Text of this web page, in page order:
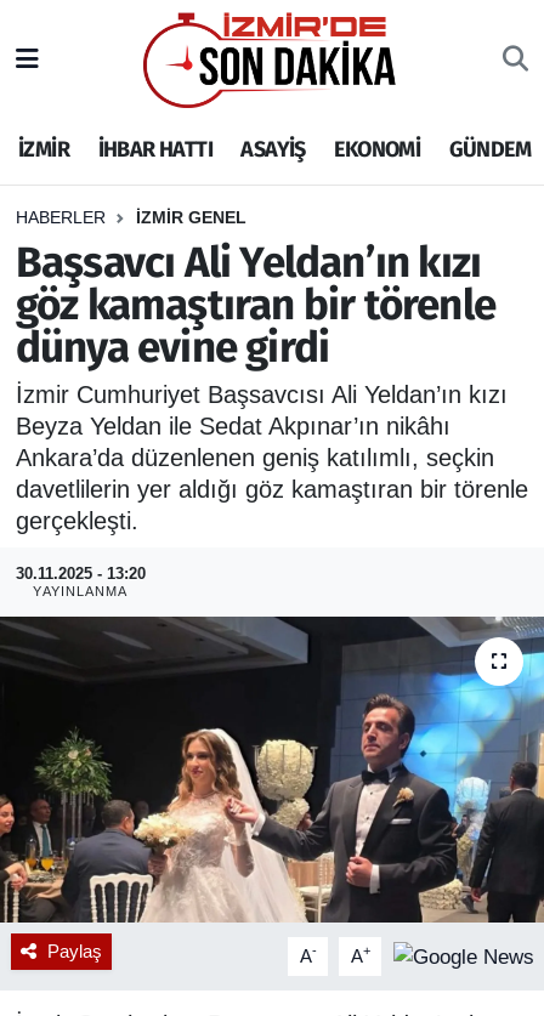
İZMİR İHBAR HATTI ASAYİŞ EKONOMİ GÜNDEM
HABERLER İZMİR GENEL
Başsavcı Ali Yeldan’ın kızı
göz kamaştıran bir törenle
dünya evine girdi
İzmir Cumhuriyet Başsavcısı Ali Yeldan’ın kızı
Beyza Yeldan ile Sedat Akpınar’ın nikâhı
Ankara’da düzenlenen geniş katılımlı, seçkin
davetlilerin yer aldığı göz kamaştıran bir törenle
gerçekleşti.
30.11.2025 - 13:20
YAYINLANMA
Paylaş A- A+
İHBAR HATTI
DEPREM
GENEL
EKONOMİ
SİYASET
SPOR
ASAYİŞ
RESMİ REKLAM
İzmir Nöbetçi Eczaneler
İzmir Hava Durumu
İzmir Namaz Vakitleri
İzmir Trafik Yoğunluk Haritası
Puan Durumu ve Fikstür
Tüm Manşetler
Son Dakika Haberleri
Haber Arşivi